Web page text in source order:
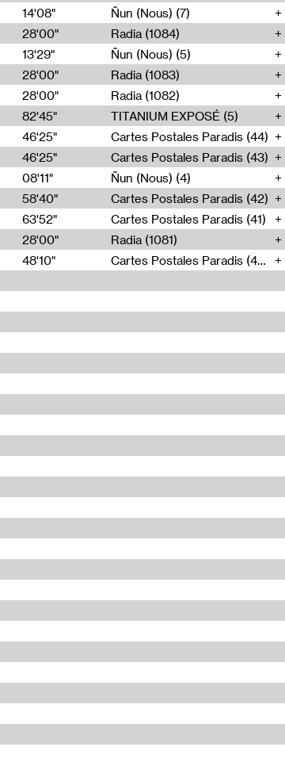
14'08"
Ñun (Nous) (7)
28'00"
Radia (1084)
13'29"
Ñun (Nous) (5)
28'00"
Radia (1083)
28'00"
Radia (1082)
82'45"
TITANIUM EXPOSÉ (5)
46'25"
Cartes Postales Paradis (44)
46'25"
Cartes Postales Paradis (43)
08'11"
Ñun (Nous) (4)
58'40"
Cartes Postales Paradis (42)
63'52"
Cartes Postales Paradis (41)
28'00"
Radia (1081)
48'10" Cartes Postales Paradis (40)